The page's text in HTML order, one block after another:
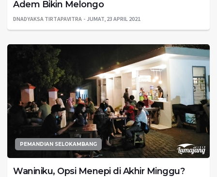
Adem Bikin Melongo
DNADYAKSA TIRTAPAVITRA JUMAT, 23 APRIL 2021
PEMANDIAN SELOKAMBANG
Waniniku, Opsi Menepi di Akhir Minggu?